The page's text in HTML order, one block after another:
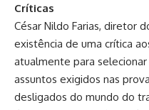
Críticas
César Nildo Farias, diretor
existência de uma crítica
atualmente para
assuntos exigidos nas
desligados do mundo do